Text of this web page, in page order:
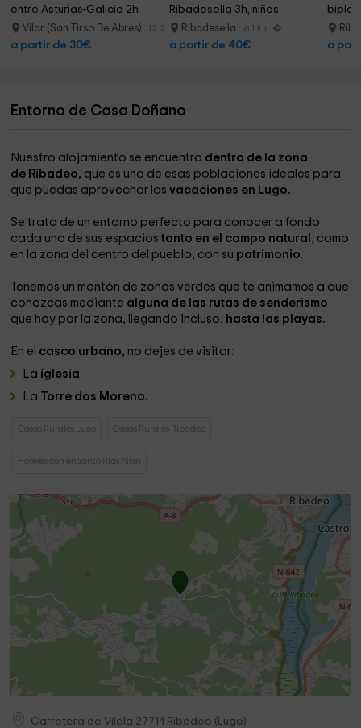
entre Asturias-Galicia 2h
Vilar (San Tirso De Abres) 12.2 km
a partir de 30€
Ribadesella 3h, niños
Ribadesella 6.1 km
a partir de 40€
1h
a
Entorno de Casa Doñano
Nuestro alojamiento se encuentra dentro de la zona
de Ribadeo, que es una de esas poblaciones ideales para
que puedas aprovechar lasvacaciones en Lugo.
Se trata de un entorno perfecto para conocer a fondo
cada uno de sus espacios tanto en el campo natural, como
en la zona del centro del pueblo, con su patrimonio.
Tenemos un montón de zonas verdes que te animamos a que
conozcas mediante alguna de las rutas de senderismo
que hay por la zona, llegando incluso, hasta las playas.
En el casco urbano, no dejes de visitar:
La iglesia.
La Torre dos Moreno.
Casas Rurales Lugo Casas Rurales Ribadeo
Hoteles con encanto Rías Altas
Carretera de Vilela 27714 Ribadeo ( Lugo)